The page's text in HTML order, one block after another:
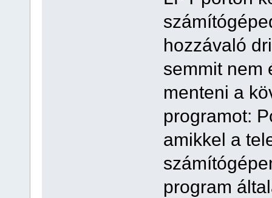
hozzávaló
semmit nem
menteni a
programot:
amikkel a
program